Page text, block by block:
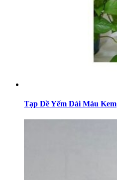
Tạp Dề Yếm Dài Màu Kem